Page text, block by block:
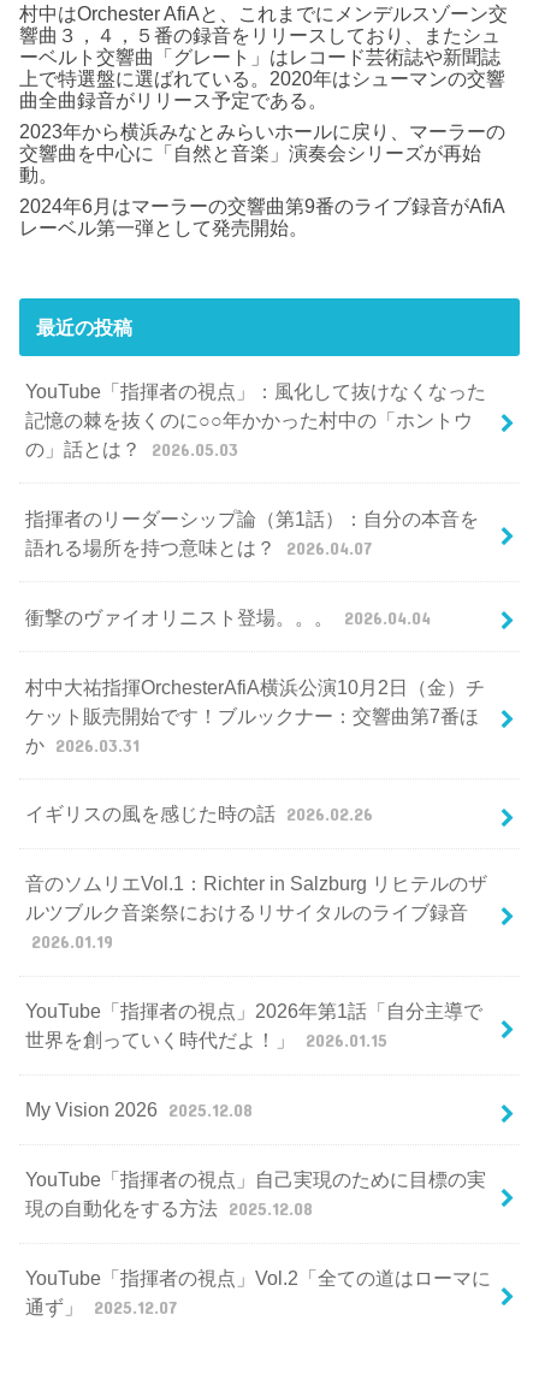
村中はOrchester AfiAと、これまでにメンデルスゾーン交
響曲３，４，５番の録音をリリースしており、またシュ
ーベルト交響曲「グレート」はレコード芸術誌や新聞誌
上で特選盤に選ばれている。2020年はシューマンの交響
曲全曲録音がリリース予定である。
2023年から横浜みなとみらいホールに戻り、マーラーの
交響曲を中心に「自然と音楽」演奏会シリーズが再始
動。
2024年6月はマーラーの交響曲第9番のライブ録音がAfiA
レーベル第一弾として発売開始。
最近の投稿
YouTube「指揮者の視点」：風化して抜けなくなった
記憶の棘を抜くのに○○年かかった村中の「ホントウ
の」話とは？
2026.05.03
指揮者のリーダーシップ論（第1話）：自分の本音を
語れる場所を持つ意味とは？
2026.04.07
衝撃のヴァイオリニスト登場。。。 2026.04.04
村中大祐指揮OrchesterAfiA横浜公演10月2日（金）チ
ケット販売開始です！ブルックナー：交響曲第7番ほ
か 2026.03.31
イギリスの風を感じた時の話 2026.02.26
音のソムリエVol.1：Richter in Salzburg リヒテルのザ
ルツブルク音楽祭におけるリサイタルのライブ録音
2026.01.19
YouTube「指揮者の視点」2026年第1話「自分主導で
世界を創っていく時代だよ！」
2026.01.15
My Vision 2026 2025.12.08
YouTube「指揮者の視点」自己実現のために目標の実
現の自動化をする方法 2025.12.08
YouTube「指揮者の視点」Vol.2「全ての道はローマに
通ず」
2025.12.07